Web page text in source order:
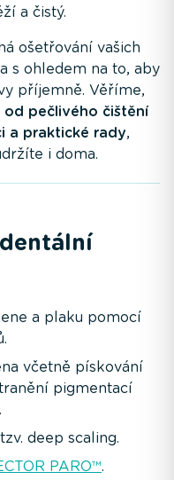
a čistý.
ošetřování vašich
s ohledem na to, aby
příjemně. Věříme,
od pečlivého čištění
a praktické rady,
i doma.
a plaku pomocí
včetně pískování
pigmentací
deep scaling.
PARO™.